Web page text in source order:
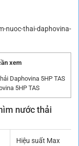
nuoc-thai-daphovina-
xem
Daphovina 5HP TAS
5HP TAS
nước thải
Hiệu suất Max